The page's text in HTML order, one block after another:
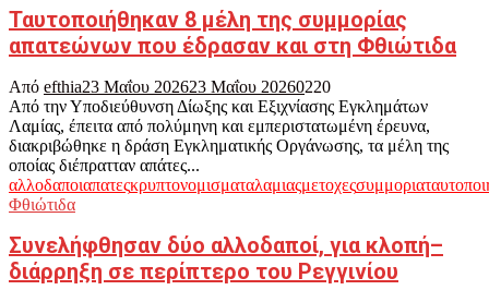
Ταυτοποιήθηκαν 8 μέλη της συμμορίας
απατεώνων που έδρασαν και στη Φθιώτιδα
Από efthia23 Μαΐου 202623 Μαΐου 20260220
Από την Υποδιεύθυνση Δίωξης και Εξιχνίασης Εγκλημάτων
Λαμίας, έπειτα από πολύμηνη και εμπεριστατωμένη έρευνα,
διακριβώθηκε η δράση Εγκληματικής Οργάνωσης, τα μέλη της
οποίας διέπρατταν απάτες...
αλλοδαποιαπατεςκρυπτονομισματαλαμιαςμετοχεςσυμμορια
Φθιώτιδα
Συνελήφθησαν δύο αλλοδαποί, για κλοπή–
διάρρηξη σε περίπτερο του Ρεγγινίου